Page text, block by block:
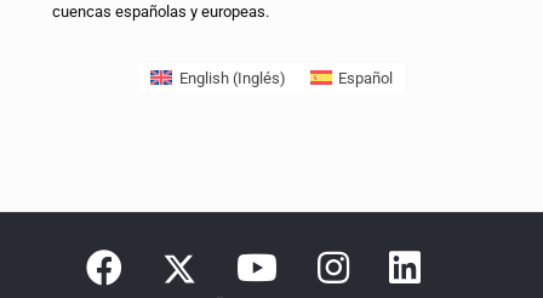
cuencas españolas y europeas.
English(Inglés) Español